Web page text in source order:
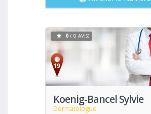
Koenig-Bancel Sylvie
Dermatologue
0 ( 0 AVIS)